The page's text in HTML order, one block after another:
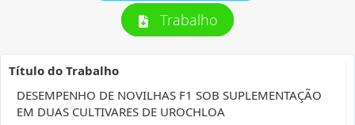
Trabalho
Título do Trabalho
DESEMPENHO DE NOVILHAS F1 SOB SUPLEMENTAÇÃO
EM DUAS CULTIVARES DE UROCHLOA